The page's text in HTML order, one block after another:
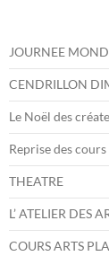
JOURNEE
CENDRILLON
Le Noël des
Reprise des
THEATRE
L’ ATELIER DES
COURS ARTS